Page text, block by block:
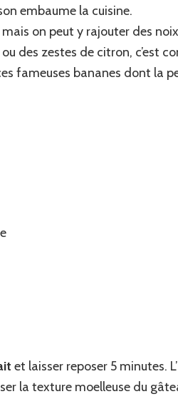
embaume la cuisine.
on peut y rajouter des
des zestes de citron, c’est
fameuses bananes dont la
et laisser reposer 5 minutes.
la texture moelleuse du